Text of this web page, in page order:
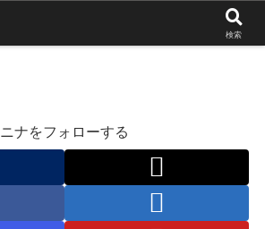
ニナをフォローする
検索